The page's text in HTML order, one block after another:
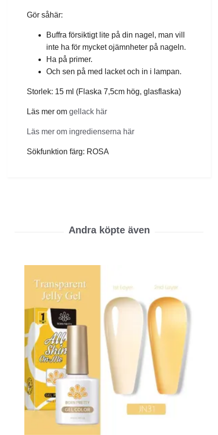
Gör såhär:
Buffra försiktigt lite på din nagel, man vill
inte ha för mycket ojämnheter på nageln.
Ha på primer.
Och sen på med lacket och in i lampan.
Storlek: 15 ml (Flaska 7,5cm hög, glasflaska)
Läs mer om gellack här
Läs mer om ingredienserna här
Sökfunktion färg: ROSA